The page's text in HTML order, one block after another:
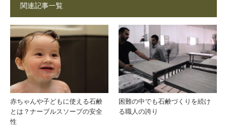
とア
鹸の
使え
る石
関連記事一覧
赤ちゃんや子どもに使える石鹸
とは？ナーブルスソープの安全
性
困難の中でも石鹸づくりを続け
る職人の誇り